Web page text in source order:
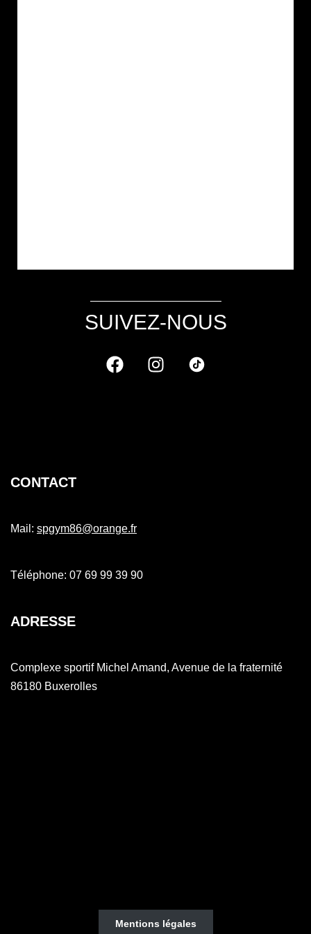
SUIVEZ-NOUS
CONTACT
Mail: spgym86@orange.fr
Téléphone: 07 69 99 39 90
ADRESSE
Complexe sportif Michel Amand, Avenue de la fraternité
86180 Buxerolles
Mentions légales